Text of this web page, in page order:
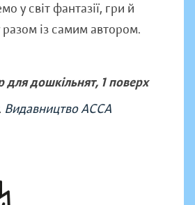
у світ фантазії, гри й
із самим автором.
для дошкільнят, 1 поверх
Видавництво АССА